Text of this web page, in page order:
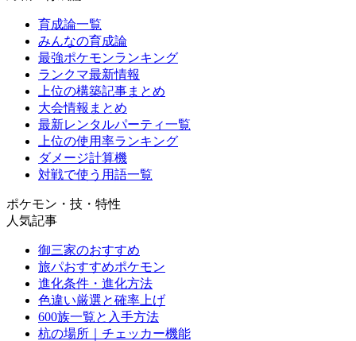
育成論一覧
みんなの育成論
最強ポケモンランキング
ランクマ最新情報
上位の構築記事まとめ
大会情報まとめ
最新レンタルパーティ一覧
上位の使用率ランキング
ダメージ計算機
対戦で使う用語一覧
ポケモン・技・特性
人気記事
御三家のおすすめ
旅パおすすめポケモン
進化条件・進化方法
色違い厳選と確率上げ
600族一覧と入手方法
杭の場所｜チェッカー機能